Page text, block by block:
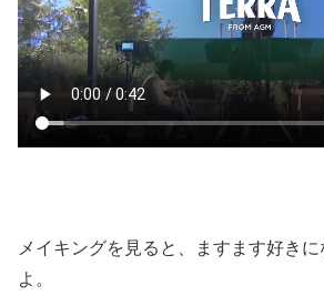
メイキングを見ると、ますます好き
よ。